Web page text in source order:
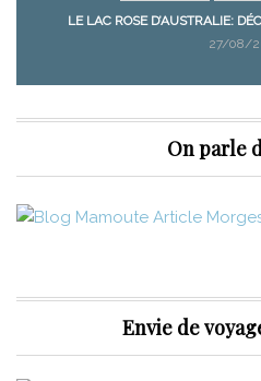
LE LAC ROSE D’AUSTRALIE:
27/08/
On parle
Envie de